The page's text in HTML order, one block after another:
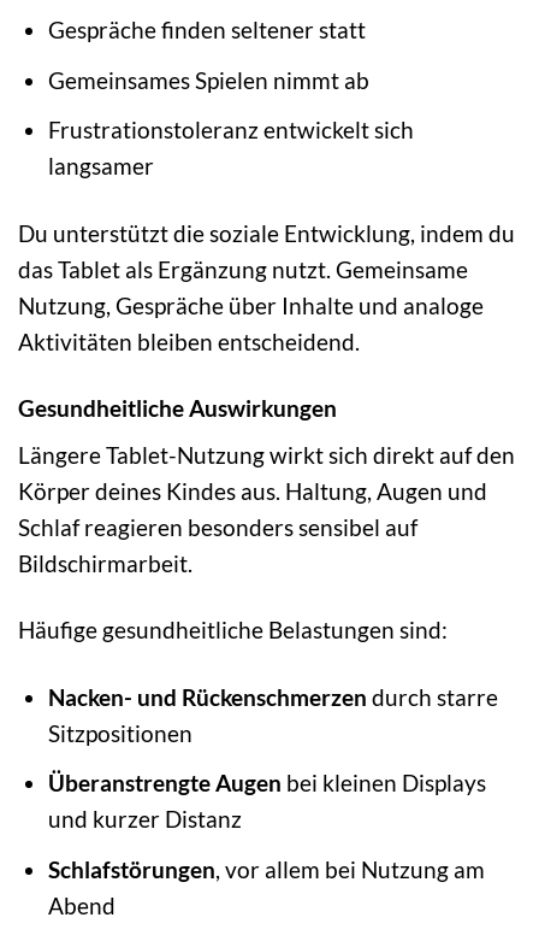
Gespräche finden seltener statt
Gemeinsames Spielen nimmt ab
Frustrationstoleranz entwickelt sich
langsamer
Du unterstützt die soziale Entwicklung, indem du
das Tablet als Ergänzung nutzt. Gemeinsame
Nutzung, Gespräche über Inhalte und analoge
Aktivitäten bleiben entscheidend.
Gesundheitliche Auswirkungen
Längere Tablet-Nutzung wirkt sich direkt auf den
Körper deines Kindes aus. Haltung, Augen und
Schlaf reagieren besonders sensibel auf
Bildschirmarbeit.
Häufige gesundheitliche Belastungen sind:
Nacken- und Rückenschmerzen durch starre
Sitzpositionen
Überanstrengte Augen bei kleinen Displays
und kurzer Distanz
Schlafstörungen, vor allem bei Nutzung am
Abend